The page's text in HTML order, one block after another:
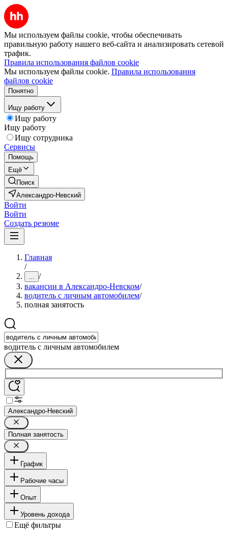
Мы используем файлы cookie, чтобы обеспечивать
правильную работу нашего веб-сайта и анализировать сетевой
трафик.
Правила использования файлов cookie
Мы используем файлы cookie. Правила использования
файлов cookie
Понятно
Ищу работу
Ищу работу
Ищу работу
Ищу сотрудника
Сервисы
Помощь
Ещё
Поиск
Александро-Невский
Войти
Войти
Создать резюме
Главная
/
... /
вакансии в Александро-Невском/
водитель с личным автомобилем/
полная занятость
водитель с личным автомобилем
Александро-Невский
Полная занятость
График
Рабочие часы
Опыт
Уровень дохода
Ещё фильтры